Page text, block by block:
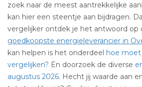
zoek naar de meest aantrekkelijke
kan hier een steentje aan bijdragen.
vergelijker ontdek je het antwoord op
goedkoopste energieleverancier in
kan helpen is het onderdeel hoe
vergelijken? En doorzoek de diverse
augustus 2026. Hecht jij waarde aan